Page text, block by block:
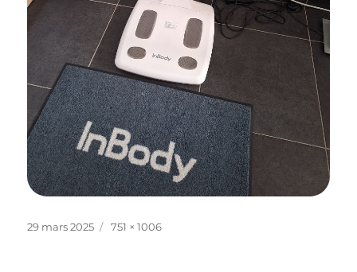
Publié
29 mars 2025
Taille
751 × 1006